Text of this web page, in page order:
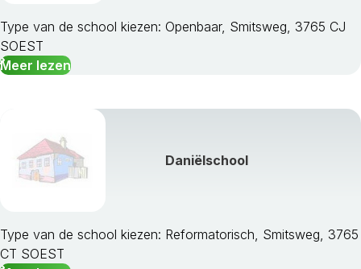
Type van de school kiezen: Openbaar, Smitsweg, 3765 CJ
SOEST
Meer lezen
Daniëlschool
Type van de school kiezen: Reformatorisch, Smitsweg, 3765
CT SOEST